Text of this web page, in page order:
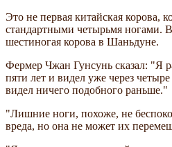
Это не первая китайская корова,
стандартными четырьмя ногами.
шестиногая корова в Шаньдуне.
Фермер Чжан Гунсунь сказал: "Я
пяти лет и видел уже через
видел ничего подобного раньше."
"Лишние ноги, похоже, не
вреда, но она не может их